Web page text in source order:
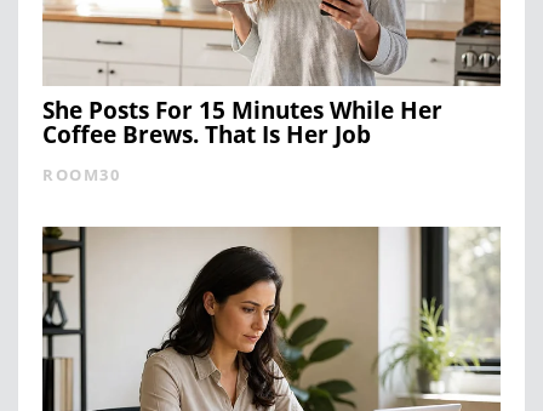
She Posts For 15 Minutes While Her
Coffee Brews. That Is Her Job
ROOM30